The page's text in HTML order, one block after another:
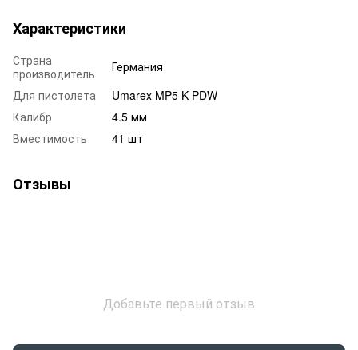
Характеристики
Страна
производитель
Германия
Для пистолета
Umarex MP5 K-PDW
Калибр
4.5 мм
Вместимость
41 шт
Отзывы
Добавьте первый отзыв